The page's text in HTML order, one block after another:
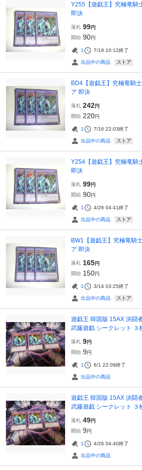
Y255【遊戯王】究極竜騎
即決
落札 99円
開始 90円
1 7/19 10:12終了
出品中の商品 ストア
BD4【遊戯王】究極竜騎
ア 即決
落札 242円
開始 220円
1 7/16 22:03終了
出品中の商品 ストア
Y254【遊戯王】究極竜騎
即決
落札 99円
開始 90円
1 4/26 04:41終了
出品中の商品 ストア
BW1【遊戯王】究極竜騎
ア 即決
落札 165円
開始 150円
1 3/14 03:25終了
出品中の商品 ストア
遊戯王 韓国版 15AX 決闘
武藤遊戯 シークレット ３
落札 9円
開始 9円
1 6/1 22:09終了
出品中の商品
遊戯王 韓国版 15AX 決闘
武藤遊戯 シークレット ３
落札 49円
開始 9円
1 4/26 04:40終了
出品中の商品